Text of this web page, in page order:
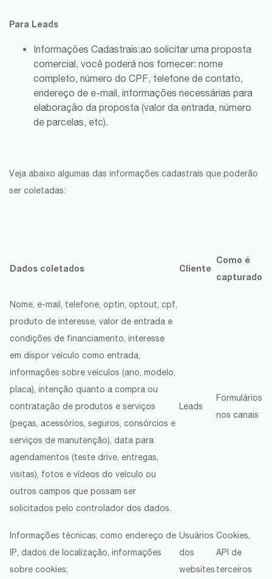
Para Leads
Informações Cadastrais:ao solicitar uma proposta
comercial, você poderá nos fornecer: nome
completo, número do CPF, telefone de contato,
endereço de e-mail, informações necessárias para
elaboração da proposta (valor da entrada, número
de parcelas, etc).
Veja abaixo algumas das informações cadastrais que poderão
ser coletadas:
Dados coletados Cliente
Como é
capturado
Nome, e-mail, telefone, optin, optout, cpf,
produto de interesse, valor de entrada e
condições de financiamento, interesse
em dispor veículo como entrada,
informações sobre veículos (ano, modelo,
placa), intenção quanto a compra ou
contratação de produtos e serviços
(peças, acessórios, seguros, consórcios e
serviços de manutenção), data para
agendamentos (teste drive, entregas,
visitas), fotos e vídeos do veículo ou
outros campos que possam ser
solicitados pelo controlador dos dados.
Leads
Formulários
nos canais
Informações técnicas, como endereço de
IP, dados de localização, informações
sobre cookies;
Usuários
dos
websites
Cookies,
API de
terceiros